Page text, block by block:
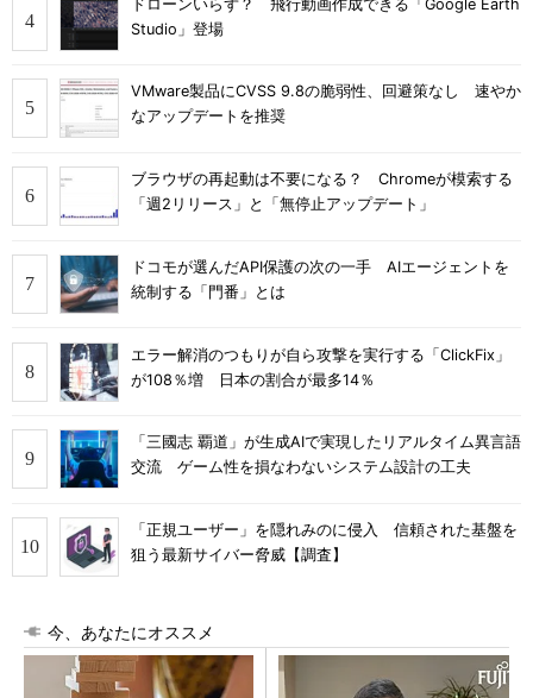
ドローンいらず？ 飛行動画作成できる「Google Earth
Studio」登場
VMware製品にCVSS 9.8の脆弱性、回避策なし 速やか
なアップデートを推奨
ブラウザの再起動は不要になる？ Chromeが模索する
「週2リリース」と「無停止アップデート」
ドコモが選んだAPI保護の次の一手 AIエージェントを
統制する「門番」とは
エラー解消のつもりが自ら攻撃を実行する「ClickFix」
が108％増 日本の割合が最多14％
「三國志 覇道」が生成AIで実現したリアルタイム異言語
交流 ゲーム性を損なわないシステム設計の工夫
「正規ユーザー」を隠れみのに侵入 信頼された基盤を
狙う最新サイバー脅威【調査】
今、あなたにオススメ